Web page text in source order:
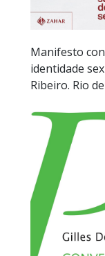
Manifesto
identidade
Ribeiro. Rio